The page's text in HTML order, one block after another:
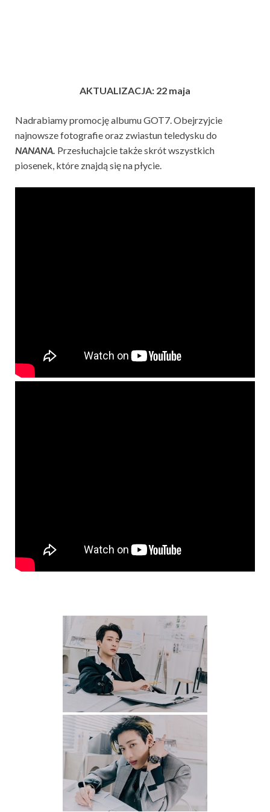
AKTUALIZACJA: 22 maja
Nadrabiamy promocję albumu GOT7. Obejrzyjcie
najnowsze fotografie oraz zwiastun teledysku do
NANANA. Przesłuchajcie także skrót wszystkich
piosenek, które znajdą się na płycie.